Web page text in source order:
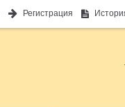
Регистрация